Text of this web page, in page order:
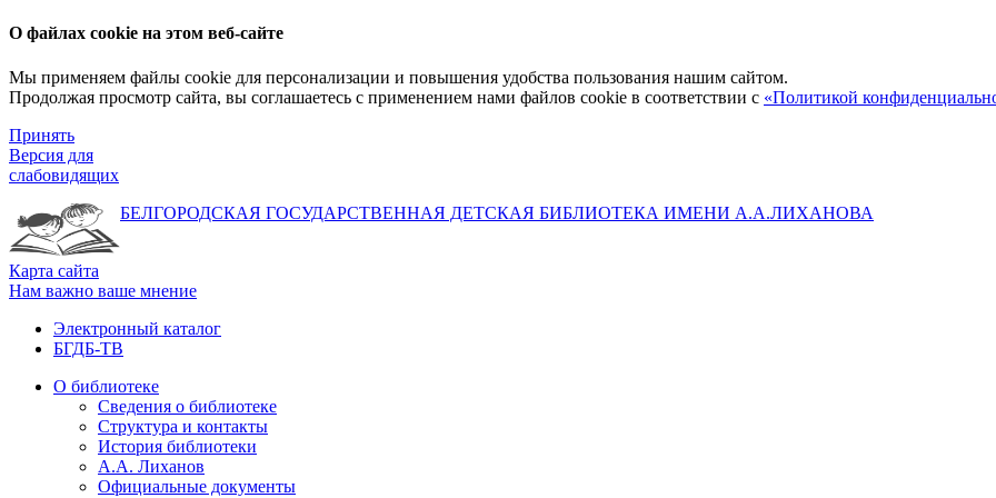
О файлах cookie на этом веб-сайте
Мы применяем файлы cookie для персонализации и повышения удобства пользования нашим сайтом.
Продолжая просмотр сайта, вы соглашаетесь с применением нами файлов cookie в соответствии с «Политикой
Принять
Версия для
слабовидящих
БЕЛГОРОДСКАЯ ГОСУДАРСТВЕННАЯ ДЕТСКАЯ БИБЛИОТЕКА ИМЕНИ А.А.ЛИХАНОВА
Карта сайта
Нам важно ваше мнение
Электронный каталог
БГДБ-ТВ
О библиотеке
Сведения о библиотеке
Структура и контакты
История библиотеки
А.А. Лиханов
Официальные документы